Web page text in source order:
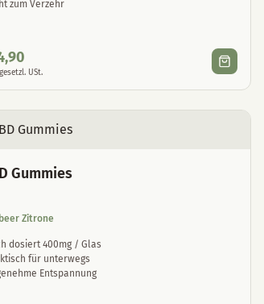
zum Verzehr
USt.
Gummies
Zitrone
dosiert 400mg / Glas
für unterwegs
Entspannung